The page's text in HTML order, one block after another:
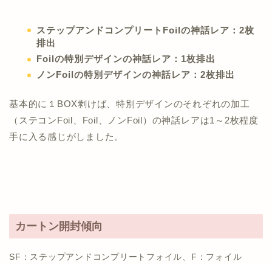
ステップアンドコンプリートFoilの神話レア：2枚
排出
Foilの特別デザインの神話レア：1枚排出
ノンFoilの特別デザインの神話レア：2枚排出
基本的に１BOX剥けば、特別デザインのそれぞれの加工
（ステコンFoil、Foil、ノンFoil）の神話レアは1～2枚程度
手に入る感じがしました。
カートン開封傾向
SF：ステップアンドコンプリートフォイル、F：フォイル